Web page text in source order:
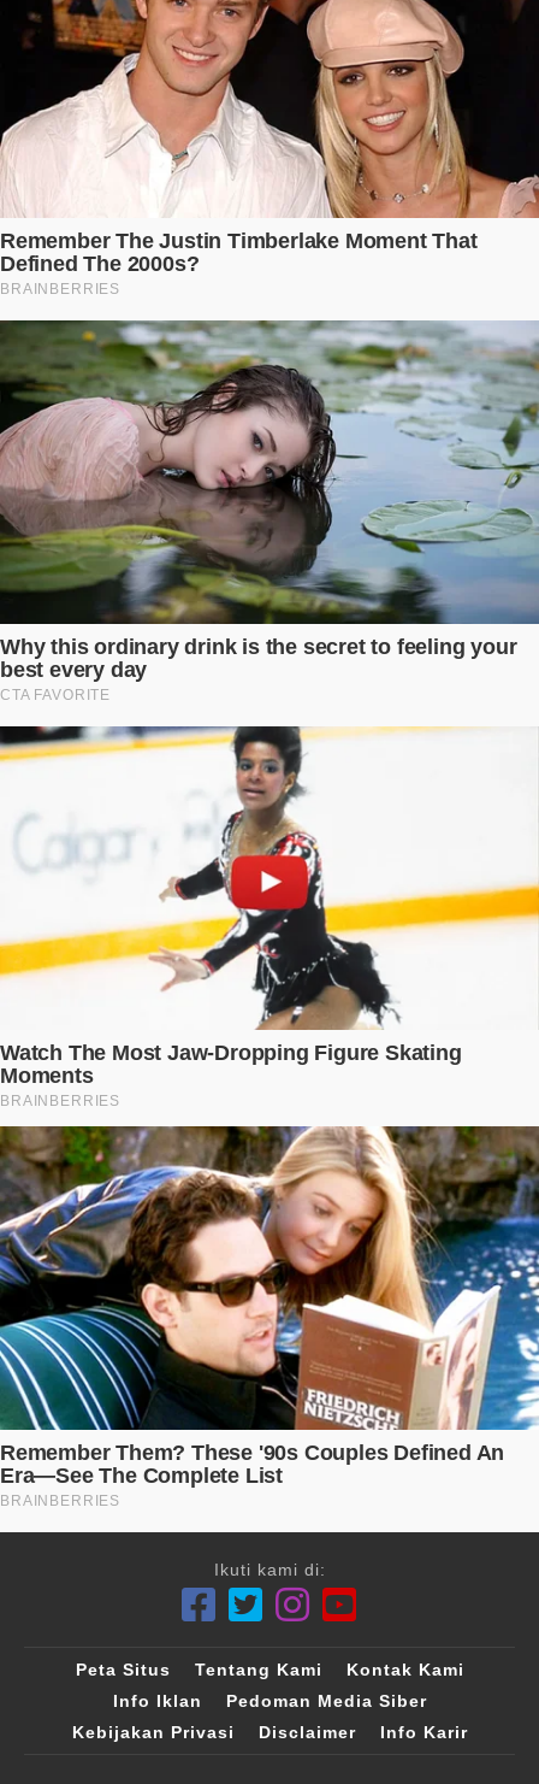
Ikuti kami di:
Peta Situs Tentang Kami
Kontak Kami
Info Iklan
Pedoman Media Siber
Kebijakan Privasi
Disclaimer Info Karir